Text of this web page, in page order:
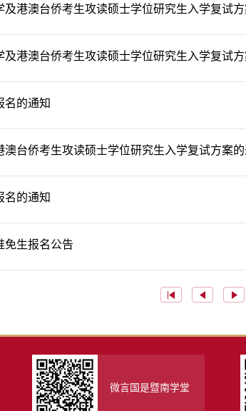
港澳台侨考生攻读硕士学位研究生入学复试
港澳台侨考生攻读硕士学位研究生入学复试
名的通知
台侨考生攻读硕士学位研究生入学复试方案的
名的通知
免生报名公告
微言国是暨南学堂